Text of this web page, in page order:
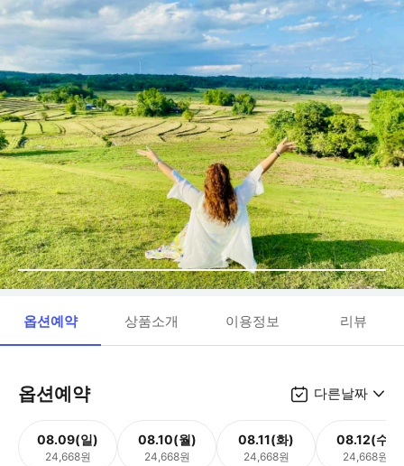
옵션예약 상품소개 이용정보 리뷰
옵션예약 다른날짜
08.09(일)
24,668원
08.10(월)
24,668원
08.11(화)
24,668원
08.12(수)
24,668원